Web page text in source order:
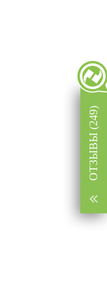
ОТЗЫВЫ (249)